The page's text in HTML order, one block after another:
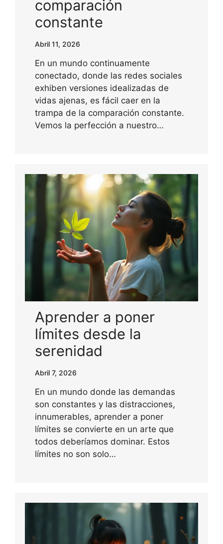
comparación
constante
Abril 11, 2026
En un mundo continuamente
conectado, donde las redes sociales
exhiben versiones idealizadas de
vidas ajenas, es fácil caer en la
trampa de la comparación constante.
Vemos la perfección a nuestro…
Aprender a poner
límites desde la
serenidad
Abril 7, 2026
En un mundo donde las demandas
son constantes y las distracciones,
innumerables, aprender a poner
límites se convierte en un arte que
todos deberíamos dominar. Estos
límites no son solo…